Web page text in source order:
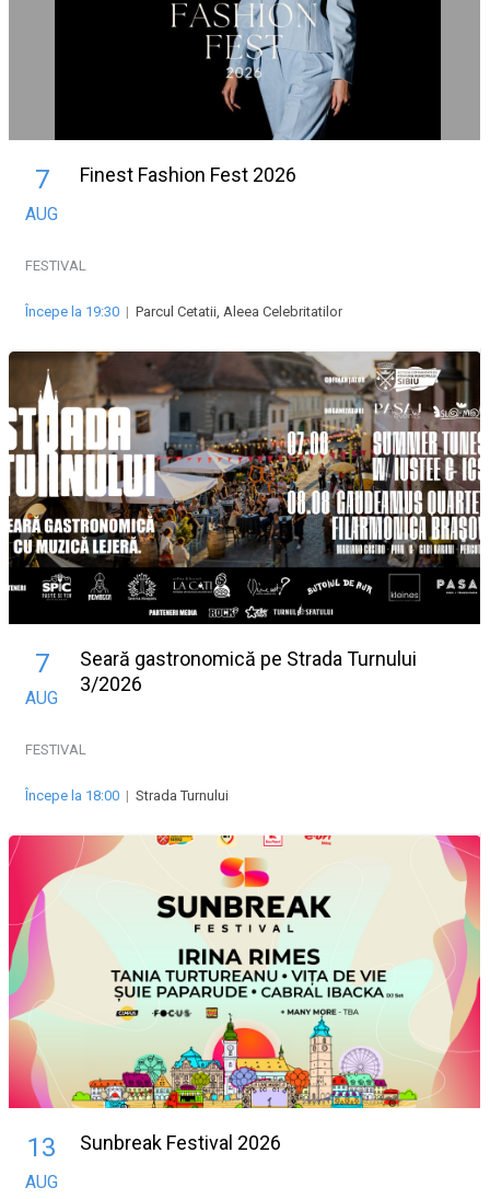
7
AUG
Finest Fashion Fest 2026
FESTIVAL
Începe la 19:30 | Parcul Cetatii, Aleea Celebritatilor
7
AUG
Seară gastronomică pe Strada Turnului
3/2026
FESTIVAL
Începe la 18:00 | Strada Turnului
13
AUG
Sunbreak Festival 2026